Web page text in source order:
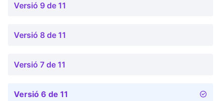
Versió 9 de 11
Versió 8 de 11
Versió 7 de 11
Versió 6 de 11